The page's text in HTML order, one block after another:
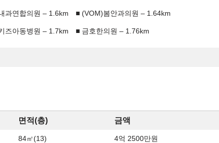
과연합의원 – 1.6km (VOM)봄안과의원 – 1.64km
즈아동병원 – 1.7km 금호한의원 – 1.76km
면적(층) 금액
84㎡(13) 4억 2500만원